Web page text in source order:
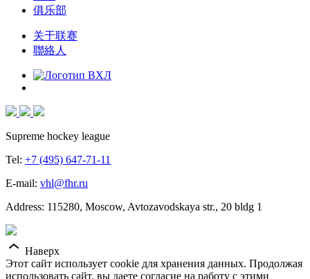
俱乐部
关于联赛
聯絡人
Supreme hockey league
Tel: +7 (495) 647-71-11
E-mail: vhl@fhr.ru
Address: 115280, Moscow, Avtozavodskaya str., 20 bldg 1
Наверх
Этот сайт использует cookie для хранения данных. Продолжая
использовать сайт, вы даете согласие на работу с этими